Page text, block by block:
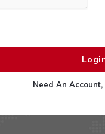
Need An Account,